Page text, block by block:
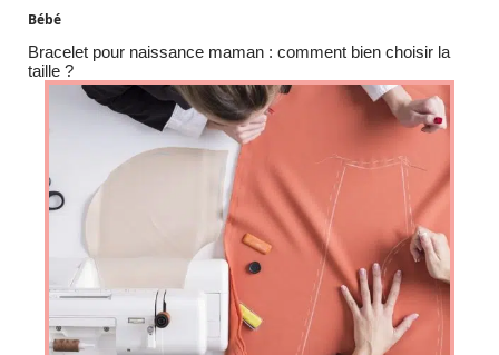
Bébé
Bracelet pour naissance maman : comment bien choisir la
taille ?